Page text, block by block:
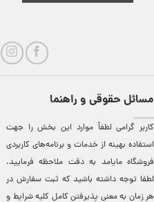
مسائل حقوقی و راهنما
کاربر گرامی لطفاً موارد این بخش را جهت
استفاده بهینه از خدمات و برنامه‌‏های کاربردی
فروشگاه مایامد به دقت ملاحظه فرمایید.
لطفا توجه داشته باشید که ثبت سفارش در
هر زمان به معنی پذیرفتن کامل کلیهشرایط و